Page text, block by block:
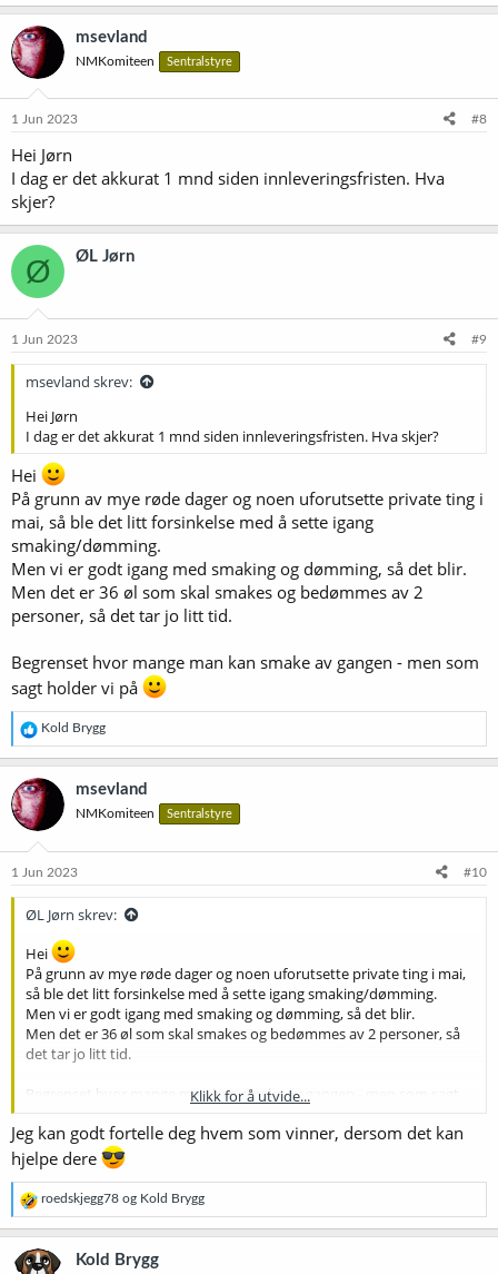
a
n
e
:
msevland
NMKomiteen Sentralstyre
1 Jun 2023 #8
Hei Jørn
I dag er det akkurat 1 mnd siden innleveringsfristen. Hva
skjer?
Ø ØL Jørn
1 Jun 2023 #9
msevland skrev:
Hei Jørn
I dag er det akkurat 1 mnd siden innleveringsfristen. Hva skjer?
Hei
På grunn av mye røde dager og noen uforutsette private ting i
mai, så ble det litt forsinkelse med å sette igang
smaking/dømming.
Men vi er godt igang med smaking og dømming, så det blir.
Men det er 36 øl som skal smakes og bedømmes av 2
personer, så det tar jo litt tid.
Begrenset hvor mange man kan smake av gangen - men som
sagt holder vi på
R
e
a
k
s
j
o
e
Kold Brygg
msevland
NMKomiteen Sentralstyre
1 Jun 2023 #10
ØL Jørn skrev:
Hei
På grunn av mye røde dager og noen uforutsette private ting i mai,
så ble det litt forsinkelse med å sette igang smaking/dømming.
Men vi er godt igang med smaking og dømming, så det blir.
Men det er 36 øl som skal smakes og bedømmes av 2 personer, så
det tar jo litt tid.
Begrenset hvor mange man kan smake av gangen - men som sagt
Klikk for å utvide...
Jeg kan godt fortelle deg hvem som vinner, dersom det kan
hjelpe dere
R
e
a
k
s
roedskjegg78 og Kold Brygg
Kold Brygg